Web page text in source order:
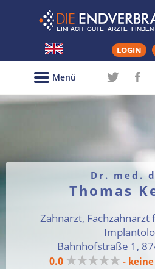
LOGIN
Menü
Dr. med.
Thomas
Zahnarzt,
Bahnhofstraße 1,
0.0 ★★★★★ -